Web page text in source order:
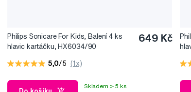
Philips Sonicare For Kids, Balení 4 ks
hlavic kartáčku, HX6034/90
649 Kč
5,0/5 (1x)
Skladem > 5 ks